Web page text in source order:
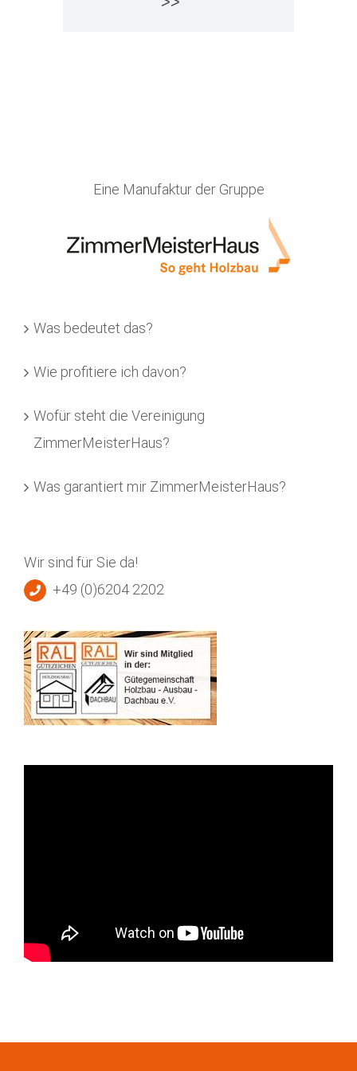
Eine Manufaktur der Gruppe
Was bedeutet das?
Wie profitiere ich davon?
Wofür steht die Vereinigung
ZimmerMeisterHaus?
Was garantiert mir ZimmerMeisterHaus?
Wir sind für Sie da!
+49 (0)6204 2202